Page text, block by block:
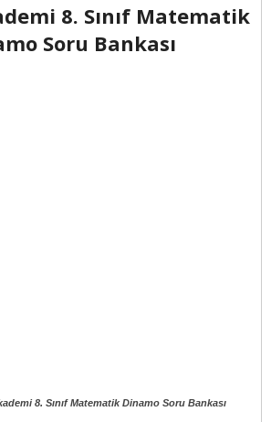
8. Sınıf Matematik
Soru Bankası
8. Sınıf Matematik Dinamo Soru Bankası